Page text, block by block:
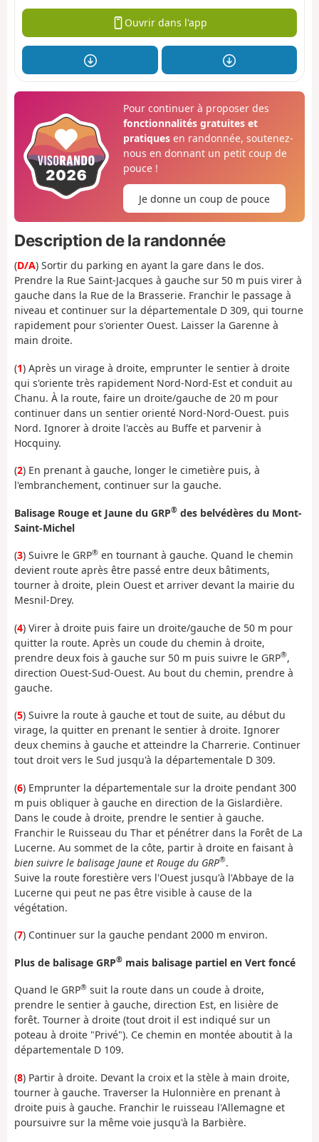
Ouvrir dans l'app
Pour continuer à proposer des
fonctionnalités gratuites et
pratiquesen randonnée, soutenez-
nous en donnant un petit coup de
pouce !
Je donne un coup de pouce
Description de la randonnée
(D/A) Sortir du parking en ayant la gare dans le dos.
Prendre la Rue Saint-Jacques à gauche sur 50 m puis virer à
gauche dans la Rue de la Brasserie. Franchir le passage à
niveau et continuer sur la départementale D 309, qui tourne
rapidement pour s'orienter Ouest. Laisser la Garenne à
main droite.
(1) Après un virage à droite, emprunter le sentier à droite
qui s'oriente très rapidement Nord-Nord-Est et conduit au
Chanu. À la route, faire un droite/gauche de 20 m pour
continuer dans un sentier orienté Nord-Nord-Ouest. puis
Nord. Ignorer à droite l'accès au Buffe et parvenir à
Hocquiny.
(2) En prenant à gauche, longer le cimetière puis, à
l'embranchement, continuer sur la gauche.
Balisage Rouge et Jaune du GRP® des belvédères du Mont-
Saint-Michel
(3) Suivre le GRP® en tournant à gauche. Quand le chemin
devient route après être passé entre deux bâtiments,
tourner à droite, plein Ouest et arriver devant la mairie du
Mesnil-Drey.
(4) Virer à droite puis faire un droite/gauche de 50 m pour
quitter la route. Après un coude du chemin à droite,
prendre deux fois à gauche sur 50 m puis suivre le GRP®,
direction Ouest-Sud-Ouest. Au bout du chemin, prendre à
gauche.
(5) Suivre la route à gauche et tout de suite, au début du
virage, la quitter en prenant le sentier à droite. Ignorer
deux chemins à gauche et atteindre la Charrerie. Continuer
tout droit vers le Sud jusqu'à la départementale D 309.
(6) Emprunter la départementale sur la droite pendant 300
m puis obliquer à gauche en direction de la Gislardière.
Dans le coude à droite, prendre le sentier à gauche.
Franchir le Ruisseau du Thar et pénétrer dans la Forêt de La
Lucerne. Au sommet de la côte, partir à droite en faisant à
bien suivre le balisage Jaune et Rouge du GRP®.
Suive la route forestière vers l'Ouest jusqu'à l'Abbaye de la
Lucerne qui peut ne pas être visible à cause de la
végétation.
(7) Continuer sur la gauche pendant 2000 m environ.
Plus de balisage GRP® mais balisage partiel en Vert foncé
Quand le GRP® suit la route dans un coude à droite,
prendre le sentier à gauche, direction Est, en lisière de
forêt. Tourner à droite (tout droit il est indiqué sur un
poteau à droite "Privé"). Ce chemin en montée aboutit à la
départementale D 109.
(8) Partir à droite. Devant la croix et la stèle à main droite,
tourner à gauche. Traverser la Hulonnière en prenant à
droite puis à gauche. Franchir le ruisseau l'Allemagne et
poursuivre sur la même voie jusqu'à la Barbière.